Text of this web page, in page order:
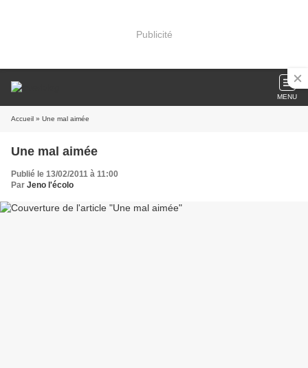
Publicité
MENU
Accueil » Une mal aimée
Une mal aimée
Publié le 13/02/2011 à 11:00
Par Jeno l'écolo